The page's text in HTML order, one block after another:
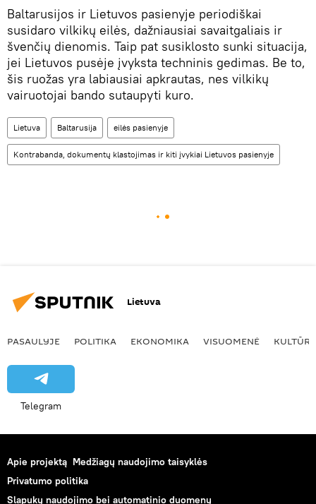
Baltarusijos ir Lietuvos pasienyje periodiškai
susidaro vilkikų eilės, dažniausiai savaitgaliais ir
švenčių dienomis. Taip pat susiklosto sunki situacija,
jei Lietuvos pusėje įvyksta techninis gedimas. Be to,
šis ruožas yra labiausiai apkrautas, nes vilkikų
vairuotojai bando sutaupyti kuro.
Lietuva Baltarusija eilės pasienyje
Kontrabanda, dokumentų klastojimas ir kiti įvykiai Lietuvos pasienyje
Lietuva
PASAULYJE POLITIKA EKONOMIKA VISUOMENĖ KULTŪRA
Telegram
Apie projektą Medžiagų naudojimo taisyklės
Privatumo politika
Slapukų naudojimo bei automatinio duomenų